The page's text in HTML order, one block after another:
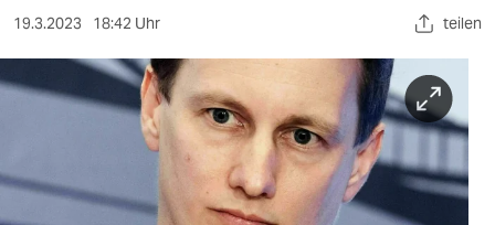
sport
nord
19.3.2023 18:42 Uhr teilen